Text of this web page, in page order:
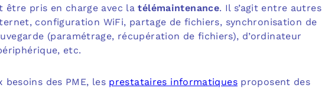
être pris en charge avec latélémaintenance. Il s’agit entre autres
configuration WiFi, partage de fichiers, synchronisation de
(paramétrage, récupération de fichiers), d’ordinateur
etc.
des PME, les prestataires informatiquesproposent des